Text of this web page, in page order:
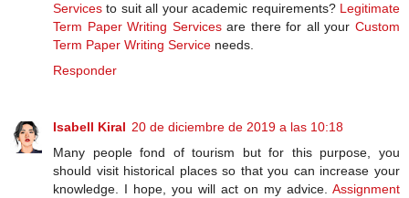
Services to suit all your academic requirements? Legitimate
Term Paper Writing Servicesare there for all yourCustom
Term Paper Writing Service needs.
Responder
Isabell Kiral 20 de diciembre de 2019 a las 10:18
Many people fond of tourism but for this purpose, you
should visit historical places so that you can increase your
knowledge. I hope, you will act on my advice. Assignment